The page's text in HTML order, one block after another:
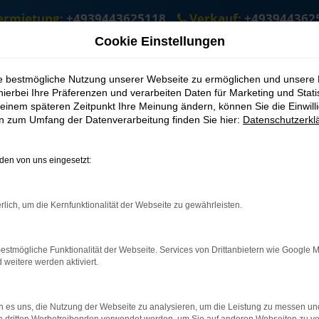
+4939443625118 Verkauf:
kaufen nach Leipzig
schnell den passenden Škoda Kamiq
Top-Konditionen kaufen oder mieten möchten, sind Sie bei
verwurzelt. Nicht nur das zeichnet ASM Autoservice
glänzen mit einer Vollausstattung. Sie werden staunen,
Kommen Sie gerne bei ASM Autoservice Meißner vorbei und
Network Error
paar Tipps, die dir helfen können:
Cookie Einstellungen
bestmögliche Nutzung unserer Webseite zu ermöglichen und unsere
Ihre Präferenzen und verarbeiten Daten für Marketing und
späteren Zeitpunkt Ihre Meinung ändern, können Sie die
zum Umfang der Datenverarbeitung finden Sie hier:
von uns eingesetzt:
um die Kernfunktionalität der Webseite zu gewährleisten.
Funktionalität der Webseite. Services von Drittanbietern wie Google
weitere werden aktiviert.
es uns, die Nutzung der Webseite zu analysieren, um die Leistung zu messen